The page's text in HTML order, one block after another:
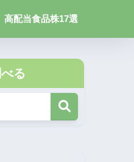
高配当食品株17選
る